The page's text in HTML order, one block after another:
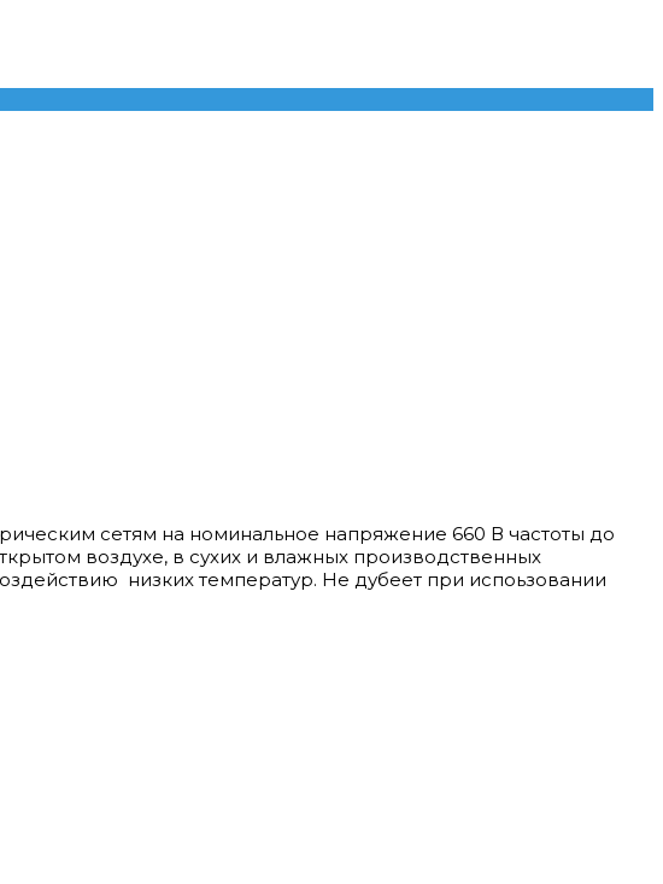
сетям на номинальное напряжение 660 В частоты до
воздухе, в сухих и влажных производственных
низких температур. Не дубеет при испоьзовании